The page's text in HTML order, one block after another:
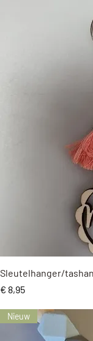
Sleutelhanger/
Prijs
€ 8,95
Nieuw